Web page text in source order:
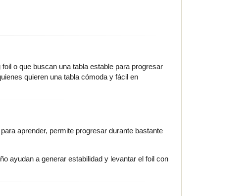
o que buscan una tabla estable para progresar
quieren una tabla cómoda y fácil en
aprender, permite progresar durante bastante
ayudan a generar estabilidad y levantar el foil con